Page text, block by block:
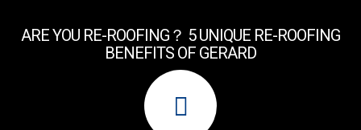
ARE YOU RE-ROOFING？ 5 UNIQUE RE-ROOFING
BENEFITS OF GERARD